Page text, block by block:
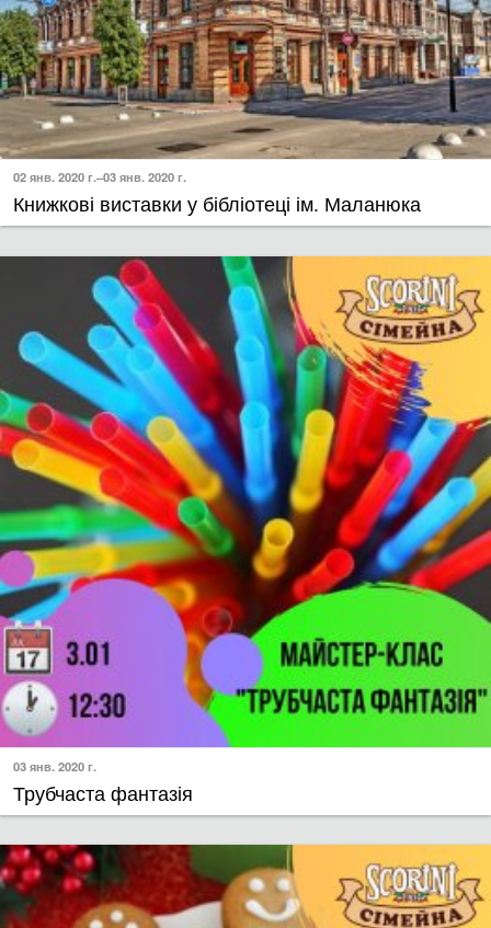
02 янв. 2020 г.–03 янв. 2020 г.
Книжкові виставки у бібліотеці ім. Маланюка
03 янв. 2020 г.
Трубчаста фантазія